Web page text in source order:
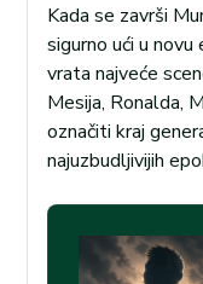
Kada se završi
sigurno ući u novu
vrata najveće
Mesija, Ronalda,
označiti kraj
najuzbudljivijih